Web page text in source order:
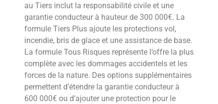
au Tiers inclut la responsabilité civile et une
garantie conducteur à hauteur de 300 000€. La
formule Tiers Plus ajoute les protections vol,
incendie, bris de glace et une assistance de base.
La formule Tous Risques représente l’offre la plus
complète avec les dommages accidentels et les
forces de la nature. Des options supplémentaires
permettent d’étendre la garantie conducteur à
600 000€ ou d’ajouter une protection pour le